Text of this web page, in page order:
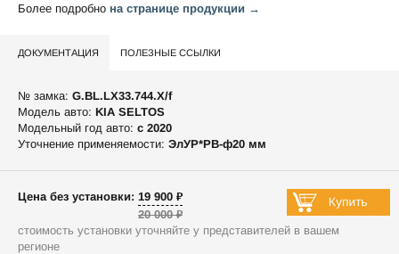
Более подробно на странице продукции →
ДОКУМЕНТАЦИЯ ПОЛЕЗНЫЕ ССЫЛКИ
№ замка: G.BL.LX33.744.X/f
Модель авто: KIA SELTOS
Модельный год авто: c 2020
Уточнение применяемости: ЭлУР*РВ-ф20 мм
Цена без установки: 19 900 ₽
20 000 ₽
стоимость установки уточняйте у представителей в вашем
регионе